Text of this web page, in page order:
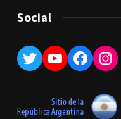
Social
Twitter
YouTube